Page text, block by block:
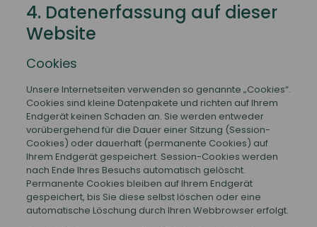
4. Datenerfassung auf dieser
Website
Cookies
Unsere Internetseiten verwenden so genannte „Cookies“.
Cookies sind kleine Datenpakete und richten auf Ihrem
Endgerät keinen Schaden an. Sie werden entweder
vorübergehend für die Dauer einer Sitzung (Session-
Cookies) oder dauerhaft (permanente Cookies) auf
Ihrem Endgerät gespeichert. Session-Cookies werden
nach Ende Ihres Besuchs automatisch gelöscht.
Permanente Cookies bleiben auf Ihrem Endgerät
gespeichert, bis Sie diese selbst löschen oder eine
automatische Löschung durch Ihren Webbrowser erfolgt.